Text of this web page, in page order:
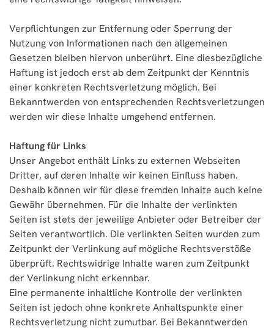
Verpflichtungen zur Entfernung oder Sperrung der
Nutzung von Informationen nach den allgemeinen
Gesetzen bleiben hiervon unberührt. Eine diesbezügliche
Haftung ist jedoch erst ab dem Zeitpunkt der Kenntnis
einer konkreten Rechtsverletzung möglich. Bei
Bekanntwerden von entsprechenden Rechtsverletzungen
werden wir diese Inhalte umgehend entfernen.
Haftung für Links
Unser Angebot enthält Links zu externen Webseiten
Dritter, auf deren Inhalte wir keinen Einfluss haben.
Deshalb können wir für diese fremden Inhalte auch keine
Gewähr übernehmen. Für die Inhalte der verlinkten
Seiten ist stets der jeweilige Anbieter oder Betreiber der
Seiten verantwortlich. Die verlinkten Seiten wurden zum
Zeitpunkt der Verlinkung auf mögliche Rechtsverstöße
überprüft. Rechtswidrige Inhalte waren zum Zeitpunkt
der Verlinkung nicht erkennbar.
Eine permanente inhaltliche Kontrolle der verlinkten
Seiten ist jedoch ohne konkrete Anhaltspunkte einer
Rechtsverletzung nicht zumutbar. Bei Bekanntwerden